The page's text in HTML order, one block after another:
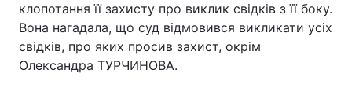
Тема оформлення
клопотання її захисту про виклик свідків з її боку.
Вона нагадала, що суд відмовився викликати усіх
свідків, про яких просив захист, окрім
Олександра ТУРЧИНОВА.